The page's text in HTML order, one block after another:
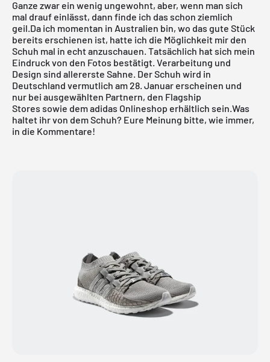
Ganze zwar ein wenig ungewohnt, aber, wenn man sich
mal drauf einlässt, dann finde ich das schon ziemlich
geil.Da ich momentan in Australien bin, wo das gute Stück
bereits erschienen ist, hatte ich die Möglichkeit mir den
Schuh mal in echt anzuschauen. Tatsächlich hat sich mein
Eindruck von den Fotos bestätigt. Verarbeitung und
Design sind allererste Sahne. Der Schuh wird in
Deutschland vermutlich am 28. Januar erscheinen und
nur bei ausgewählten Partnern, den Flagship
Stores sowie demadidas Onlineshop erhältlich sein.Was
haltet ihr von dem Schuh? Eure Meinung bitte, wie immer,
in die Kommentare!